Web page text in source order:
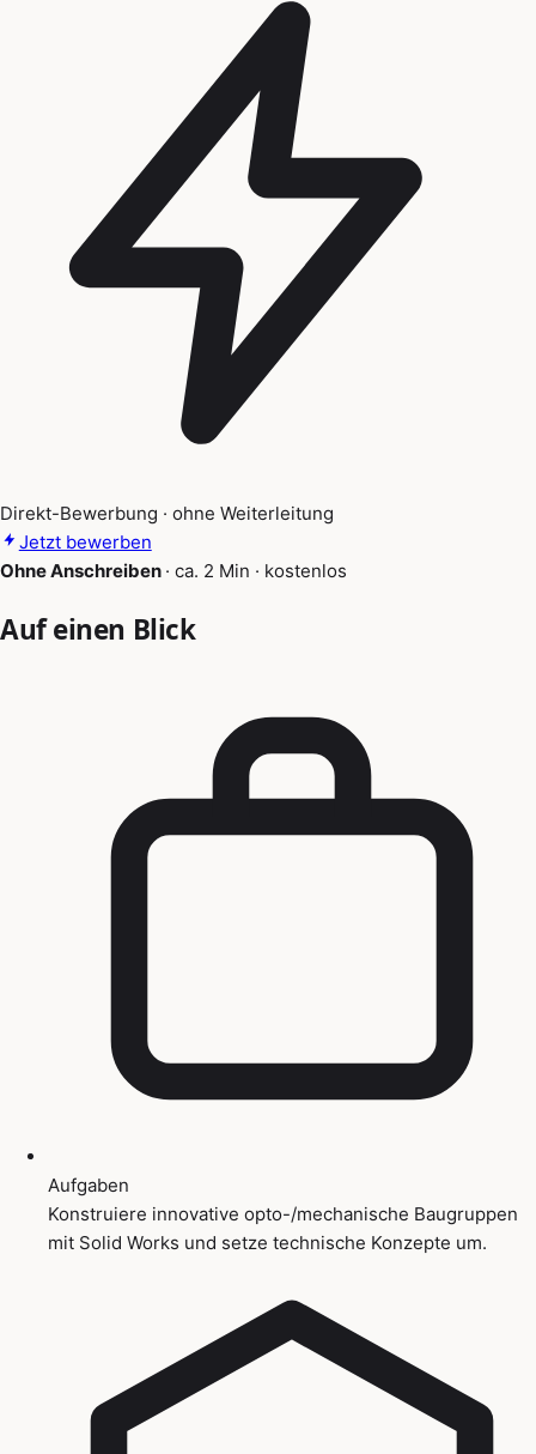
Direkt-Bewerbung · ohne Weiterleitung
Jetzt bewerben
Ohne Anschreiben · ca. 2 Min · kostenlos
Auf einen Blick
Aufgaben
Konstruiere innovative opto-/mechanische Baugruppen
mit Solid Works und setze technische Konzepte um.